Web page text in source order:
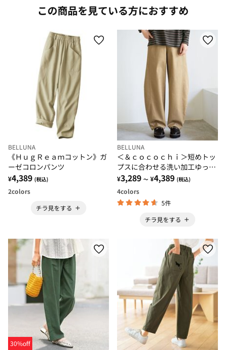
この商品を見ている方におすすめ
BELLUNA
《ＨｕｇＲｅａｍコットン》ガ
ーゼコロンパンツ
¥4,389 (税込)
2colors
チラ見をする
BELLUNA
＜＆ｃｏｃｏｃｈｉ＞短めトッ
プスに合わせる洗い加工ゆった
りコクーンパンツ
¥3,289 ～ ¥4,389 (税込)
4colors
5件
チラ見をする
30%off